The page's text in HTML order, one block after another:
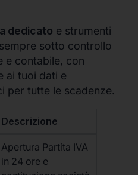
dedicato e strumenti
sotto controllo
e contabile, con
ai tuoi dati e
per tutte le scadenze.
Descrizione
Apertura Partita IVA
in 24 ore e